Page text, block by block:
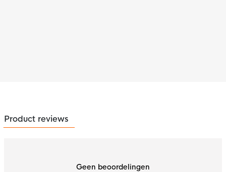
Product reviews
Geen beoordelingen